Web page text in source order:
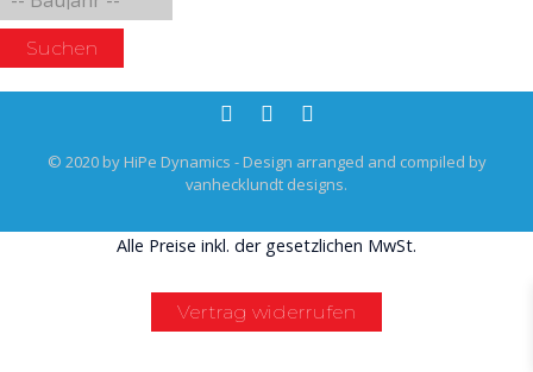
Suchen
© 2020 by HiPe Dynamics - Design arranged and compiled by
vanhecklundt designs.
Alle Preise inkl. der gesetzlichen MwSt.
Vertrag widerrufen